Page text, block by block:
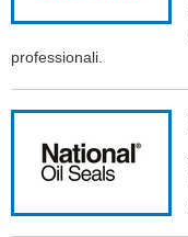
professionali.